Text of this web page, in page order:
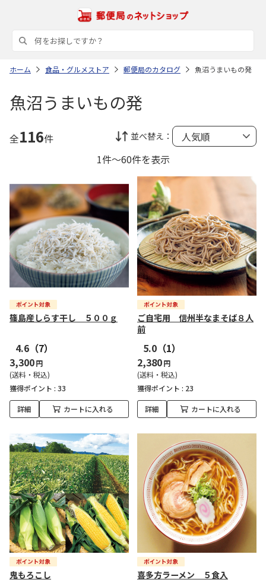
ホーム 食品・グルメストア 郵便局のカタログ 魚沼うまいもの発
魚沼うまいもの発
全116件 並べ替え：
1件～60件を表示
篠島産しらす干し ５００ｇ
4.6 （7）
3,300円
(送料・税込)
獲得ポイント : 33
詳細 カートに入れる
ご自宅用 信州半なまそば８人
前
5.0 （1）
2,380円
(送料・税込)
獲得ポイント : 23
詳細 カートに入れる
鬼もろこし 喜多方ラーメン ５食入